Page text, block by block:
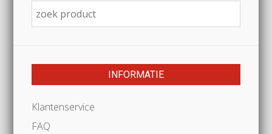
INFORMATIE
Klantenservice
FAQ